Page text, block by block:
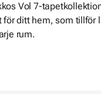
Vol 7-
för ditt hem, som tillför
rum.